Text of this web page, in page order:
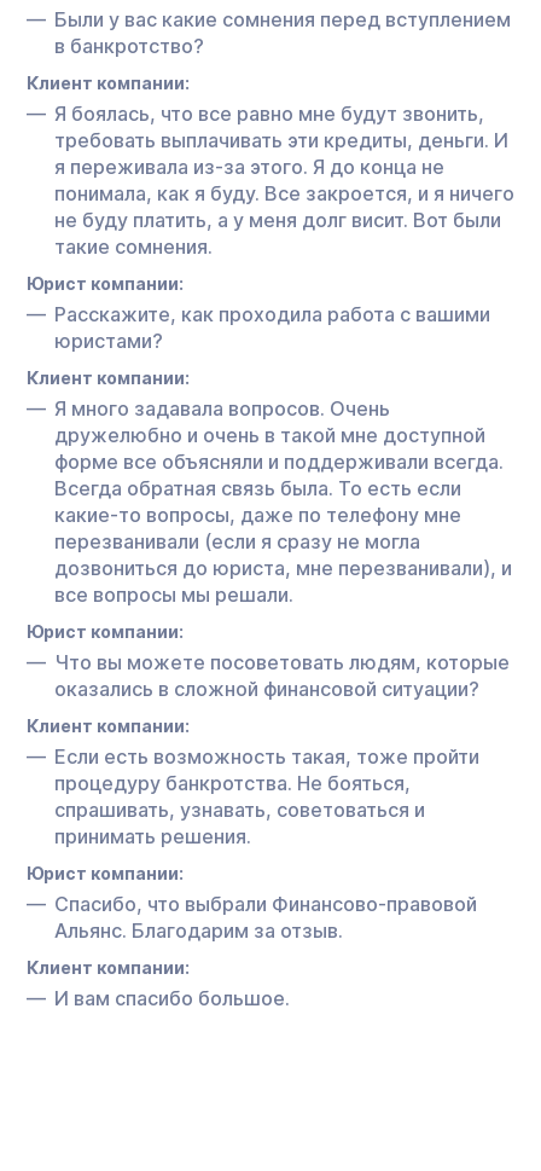
Были у вас какие сомнения перед вступлением
в банкротство?
Клиент компании:
Я боялась, что все равно мне будут звонить,
требовать выплачивать эти кредиты, деньги. И
я переживала из-за этого. Я до конца не
понимала, как я буду. Все закроется, и я ничего
не буду платить, а у меня долг висит. Вот были
такие сомнения.
Юрист компании:
Расскажите, как проходила работа с вашими
юристами?
Клиент компании:
Я много задавала вопросов. Очень
дружелюбно и очень в такой мне доступной
форме все объясняли и поддерживали всегда.
Всегда обратная связь была. То есть если
какие-то вопросы, даже по телефону мне
перезванивали (если я сразу не могла
дозвониться до юриста, мне перезванивали), и
все вопросы мы решали.
Юрист компании:
Что вы можете посоветовать людям, которые
оказались в сложной финансовой ситуации?
Клиент компании:
Если есть возможность такая, тоже пройти
процедуру банкротства. Не бояться,
спрашивать, узнавать, советоваться и
принимать решения.
Юрист компании:
Спасибо, что выбрали Финансово-правовой
Альянс. Благодарим за отзыв.
Клиент компании:
И вам спасибо большое.